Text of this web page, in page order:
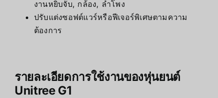
งานหยิบจับ, กล้อง, ลำโพง
ปรับแต่งซอฟต์แวร์หรือฟีเจอร์พิเศษตามความ
ต้องการ
รายละเอียดการใช้งานของหุ่นยนต์
Unitree G1